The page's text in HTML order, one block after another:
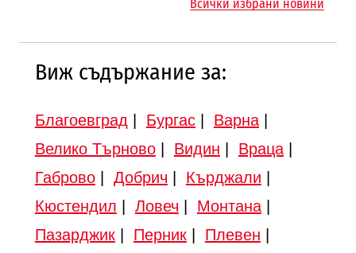
Всички избрани новини
Виж съдържание за:
Благоевград Бургас| Варна|
Велико Търново| Видин Враца|
Габрово| Добрич Кърджали
Кюстендил
Ловеч Монтана|
Пазарджик| Перник| Плевен